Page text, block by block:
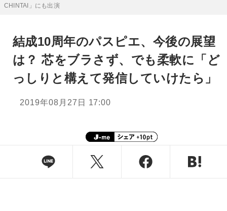
CHINTAI」にも出演
結成10周年のパスピエ、今後の展望
は？ 芯をブラさず、でも柔軟に「ど
っしりと構えて発信していけたら」
2019年08月27日 17:00